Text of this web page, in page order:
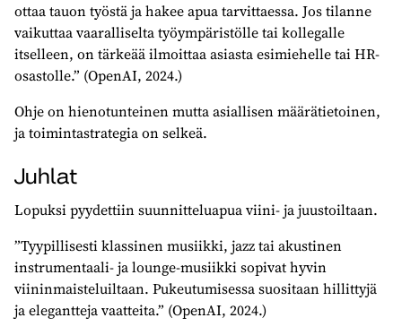
ottaa tauon työstä ja hakee apua tarvittaessa. Jos tilanne
vaikuttaa vaaralliselta työympäristölle tai kollegalle
itselleen, on tärkeää ilmoittaa asiasta esimiehelle tai HR-
osastolle.” (OpenAI, 2024.)
Ohje on hienotunteinen mutta asiallisen määrätietoinen,
ja toimintastrategia on selkeä.
Juhlat
Lopuksi pyydettiin suunnitteluapua viini- ja juustoiltaan.
”Tyypillisesti klassinen musiikki, jazz tai akustinen
instrumentaali- ja lounge-musiikki sopivat hyvin
viininmaisteluiltaan. Pukeutumisessa suositaan hillittyjä
ja elegantteja vaatteita.” (OpenAI, 2024.)